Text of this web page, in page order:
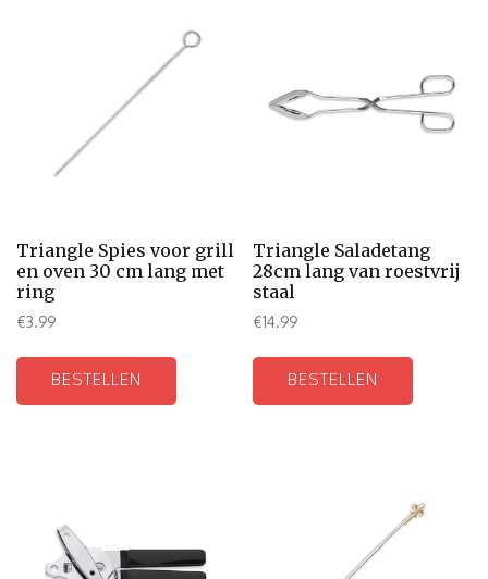
Triangle Spies voor grill
en oven 30 cm lang met
ring
€3.99
BESTELLEN
Triangle Saladetang
28cm lang van roestvrij
staal
€14.99
BESTELLEN